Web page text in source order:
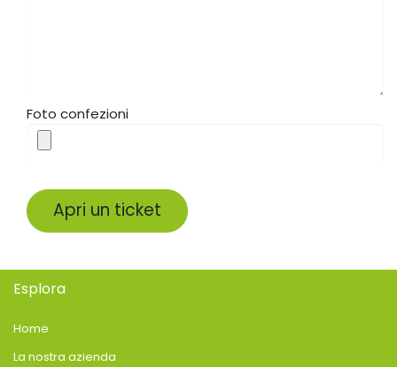
Foto confezioni
Apri un ticket
Esplora
Home
La nostra azienda